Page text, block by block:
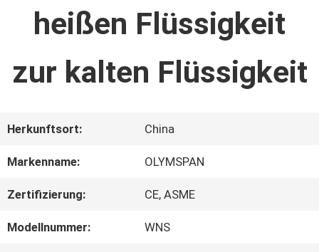
FABRIK-
TRETEN
SIE
heißen Flüssigkeit
zur kalten Flüssigkeit
Herkunftsort: China
Markenname: OLYMSPAN
Zertifizierung: CE, ASME
Modellnummer: WNS